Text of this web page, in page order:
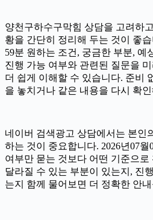
양천구하수구막힘 상담을 고려하
황을 간단히 정리해 두는 것이 좋습
59분 원하는 조건, 궁금한 부분, 예
진행 가능 여부와 관련된 질문을
더 쉽게 이해할 수 있습니다. 준비
을 놓치거나 같은 내용을 다시 확
네이버 검색광고 상담에서는 본인
하는 것이 중요합니다. 2026년07월
여부만 묻는 것보다 어떤 기준으로
달라질 수 있는 부분이 있는지, 진
는지 함께 물어보면 더 정확한 안